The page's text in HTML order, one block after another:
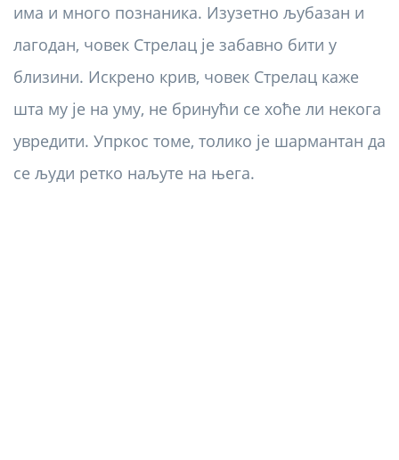
има и много познаника. Изузетно љубазан и
лагодан, човек Стрелац је забавно бити у
близини. Искрено крив, човек Стрелац каже
шта му је на уму, не бринући се хоће ли некога
увредити. Упркос томе, толико је шармантан да
се људи ретко наљуте на њега.